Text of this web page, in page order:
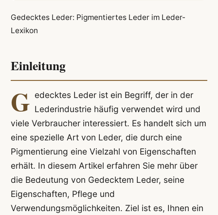
Gedecktes Leder: Pigmentiertes Leder im Leder-
Lexikon
Einleitung
G edecktes Leder ist ein Begriff, der in der
Lederindustrie häufig verwendet wird und
viele Verbraucher interessiert. Es handelt sich um
eine spezielle Art von Leder, die durch eine
Pigmentierung eine Vielzahl von Eigenschaften
erhält. In diesem Artikel erfahren Sie mehr über
die Bedeutung von Gedecktem Leder, seine
Eigenschaften, Pflege und
Verwendungsmöglichkeiten. Ziel ist es, Ihnen ein